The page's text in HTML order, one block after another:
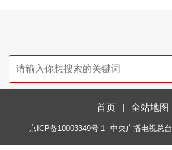
首页 全站地图
京ICP备10003349号-1 中央广播电视总台